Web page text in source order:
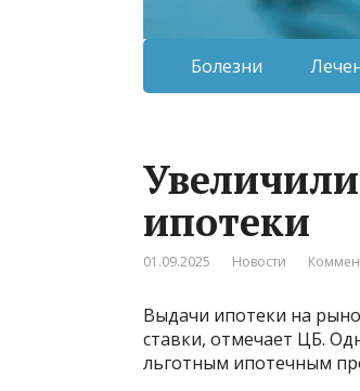
Болезни
ипотеки
01.09.2025 Новости
Выдачи ипотеки на
ставки, отмечает ЦБ.
льготным ипотечным